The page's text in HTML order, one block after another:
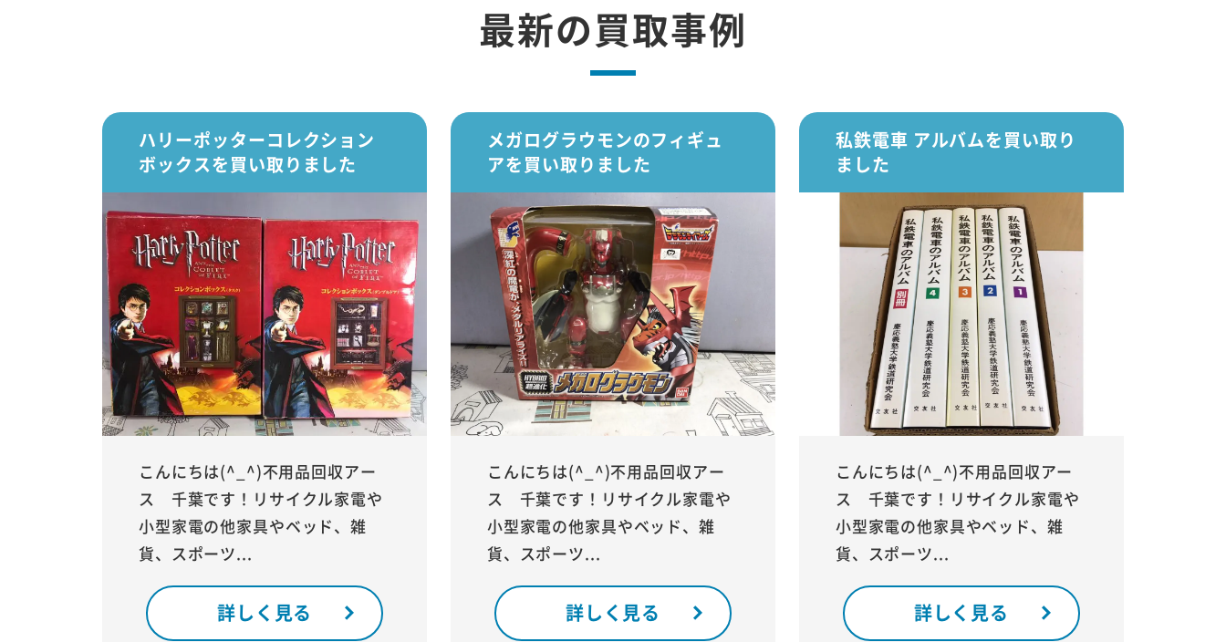
最新の買取事例
ハリーポッターコレクション
ボックスを買い取りました
こんにちは(^_^)不用品回収アー
ス 千葉です！リサイクル家電や
小型家電の他家具やベッド、雑
貨、スポーツ...
詳しく見る
メガログラウモンのフィギュ
アを買い取りました
こんにちは(^_^)不用品回収アー
ス 千葉です！リサイクル家電や
小型家電の他家具やベッド、雑
貨、スポーツ...
詳しく見る
私鉄電車 アルバムを買い取り
ました
こんにちは(^_^)不用品回収アー
ス 千葉です！リサイクル家電や
小型家電の他家具やベッド、雑
貨、スポーツ...
詳しく見る